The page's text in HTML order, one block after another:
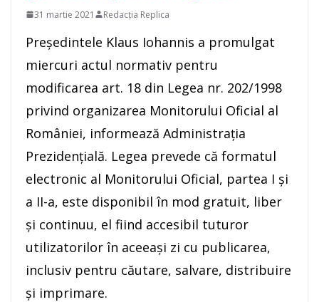
31 martie 2021 Redacția Replica
Preşedintele Klaus Iohannis a promulgat
miercuri actul normativ pentru
modificarea art. 18 din Legea nr. 202/1998
privind organizarea Monitorului Oficial al
României, informează Administraţia
Prezidenţială. Legea prevede că formatul
electronic al Monitorului Oficial, partea I şi
a II-a, este disponibil în mod gratuit, liber
şi continuu, el fiind accesibil tuturor
utilizatorilor în aceeaşi zi cu publicarea,
inclusiv pentru căutare, salvare, distribuire
şi imprimare.